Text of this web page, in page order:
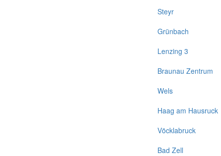
Steyr
Grünbach
Lenzing 3
Braunau Zentrum
Wels
Haag am Hausruck
Vöcklabruck
Bad Zell